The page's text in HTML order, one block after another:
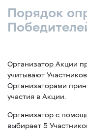
Порядок
Организатор Акции
учитывают
Организаторами
участия в Акции.
Организатор с
выбирает 5